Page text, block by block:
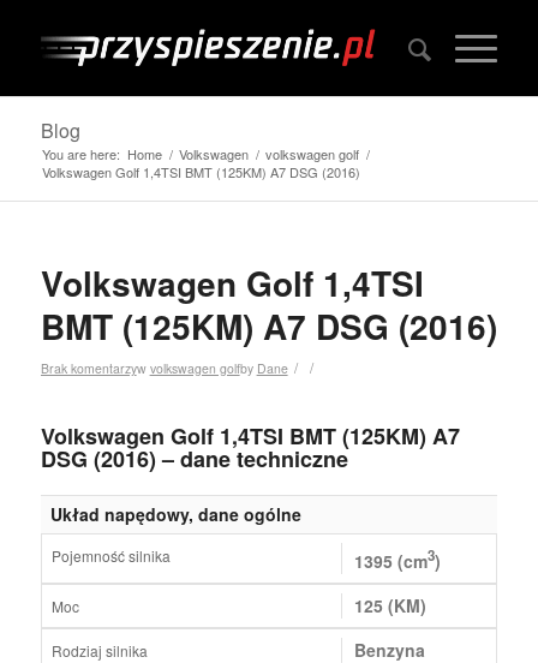
Blog
You are here: Home / Volkswagen / volkswagen golf /
Volkswagen Golf 1,4TSI BMT (125KM) A7 DSG (2016)
Volkswagen Golf 1,4TSI
BMT (125KM) A7 DSG (2016)
Brak komentarzy /
w volkswagen golf /
by Dane
Volkswagen Golf 1,4TSI BMT (125KM) A7
DSG (2016) – dane techniczne
Układ napędowy, dane ogólne
Pojemność silnika 1395 (cm3)
Moc 125 (KM)
Rodziaj silnika Benzyna